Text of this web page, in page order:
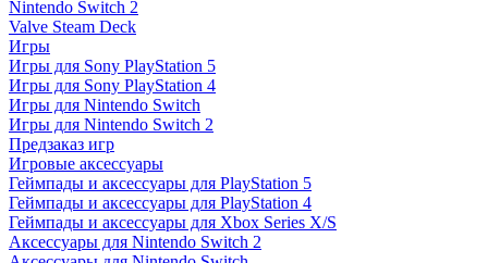
Nintendo Switch 2
Valve Steam Deck
Игры
Игры для Sony PlayStation 5
Игры для Sony PlayStation 4
Игры для Nintendo Switch
Игры для Nintendo Switch 2
Предзаказ игр
Игровые аксессуары
Геймпады и аксессуары для PlayStation 5
Геймпады и аксессуары для PlayStation 4
Геймпады и аксессуары для Xbox Series X/S
Аксессуары для Nintendo Switch 2